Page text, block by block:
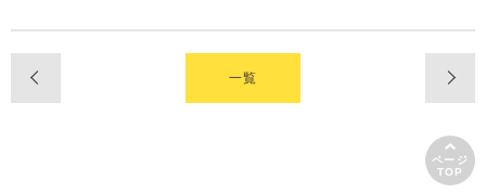
一覧
ページ
TOP